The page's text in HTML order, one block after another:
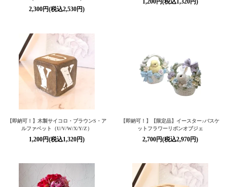
2,300円(税込2,530円)
1,200円(税込1,320円)
【即納可！】 木製サイコロ・ブラウンS・ア
ルファベット（U/V/W/X/Y/Z）
1,200円(税込1,320円)
【即納可！】【限定品】イースター♪バスケ
ットフラワーリボンオブジェ
2,700円(税込2,970円)